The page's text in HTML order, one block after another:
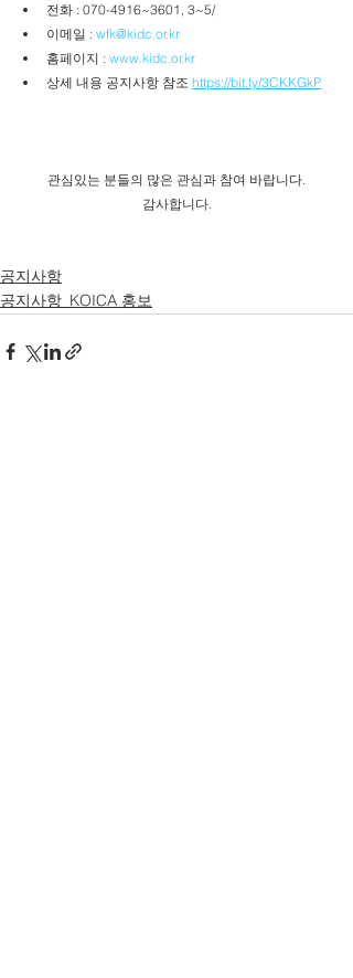
전화 : 070-4916~3601, 3~5/
이메일 : wfk@kidc.or.kr
홈페이지 : www.kidc.or.kr
상세 내용 공지사항 참조 https://bit.ly/3CKKGkP
관심있는 분들의 많은 관심과 참여 바랍니다.
감사합니다.
공지사항
공지사항_KOICA 홍보